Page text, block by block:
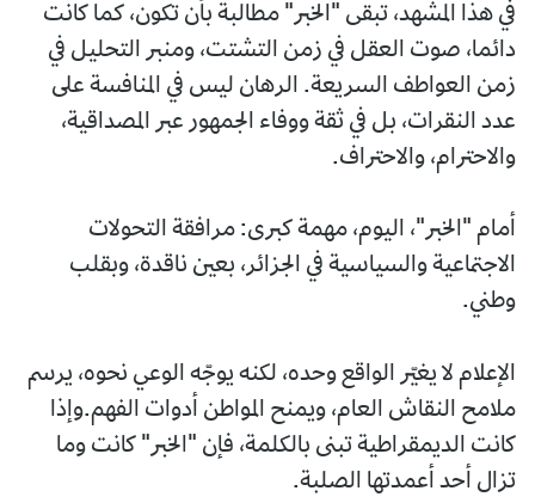
في هذا المشهد، تبقى "الخبر" مطالبة بأن تكون، كما كانت
دائما، صوت العقل في زمن التشتت، ومنبر التحليل في
زمن العواطف السريعة. الرهان ليس في المنافسة على
عدد النقرات، بل في ثقة ووفاء الجمهور عبر المصداقية،
والاحترام، والاحتراف.
أمام "الخبر"، اليوم، مهمة كبرى: مرافقة التحولات
الاجتماعية والسياسية في الجزائر، بعين ناقدة، وبقلب
وطني.
الإعلام لا يغيّر الواقع وحده، لكنه يوجّه الوعي نحوه، يرسم
ملامح النقاش العام، ويمنح المواطن أدوات الفهم.وإذا
كانت الديمقراطية تبنى بالكلمة، فإن "الخبر" كانت وما
تزال أحد أعمدتها الصلبة.